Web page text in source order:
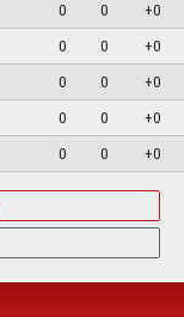
0 0
+0
0 0
+0
0 0
+0
0 0
+0
0 0 +0